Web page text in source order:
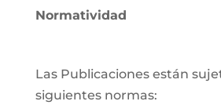
Normatividad
Las Publicaciones están
siguientes normas: